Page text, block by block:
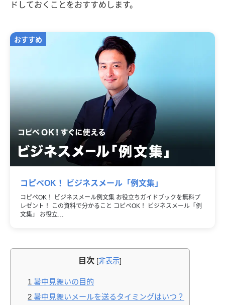
ドしておくことをおすすめします。
コピペOK！ ビジネスメール「例文集」
コピペOK！ ビジネスメール例文集 お役立ちガイドブックを無料プ
レゼント！ この資料で分かること コピペOK！ ビジネスメール「例
文集」 お役立…
目次 [非表示]
1 暑中見舞いの目的
2 暑中見舞いメールを送るタイミングはいつ？